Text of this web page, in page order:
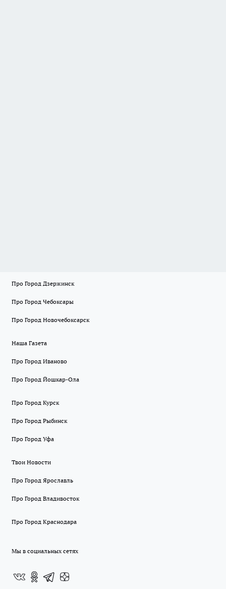
Про Город Дзержинск
Про Город Чебоксары
Про Город Новочебоксарск
Наша Газета
Про Город Иваново
Про Город Йошкар-Ола
Про Город Курск
Про Город Рыбинск
Про Город Уфа
Твои Новости
Про Город Ярославль
Про Город Владивосток
Про Город Краснодара
Мы в социальных сетях